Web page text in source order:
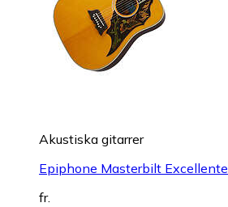
Akustiska gitarrer
Epiphone Masterbilt Excellente
fr.